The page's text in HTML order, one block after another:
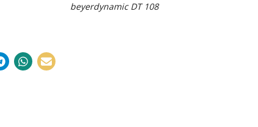
beyerdynamic DT 108